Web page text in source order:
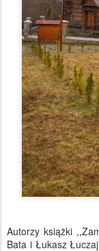
Autorzy książki
Bata i Łukasz